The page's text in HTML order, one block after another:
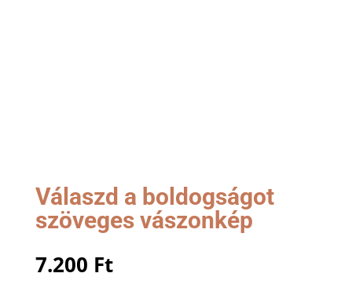
Válaszd a boldogságot
szöveges vászonkép
7.200 Ft